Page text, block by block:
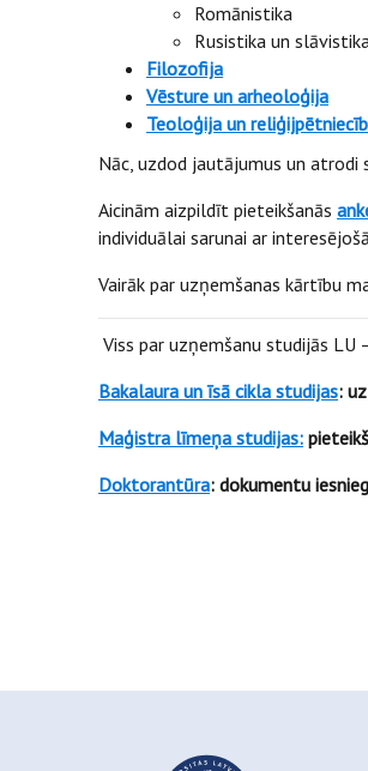
Romānistika
Rusistika un
Filozofija
Vēsture un arheoloģija
Teoloģija un
Nāc, uzdod jautājumus un
Aicinām aizpildīt pieteikšanās
individuālai sarunai ar
Vairāk par uzņemšanas kārtību
Viss par uzņemšanu studijās LU
Bakalaura un īsā cikla studijas:
Maģistra līmeņa studijas:
Doktorantūra: dokumentu